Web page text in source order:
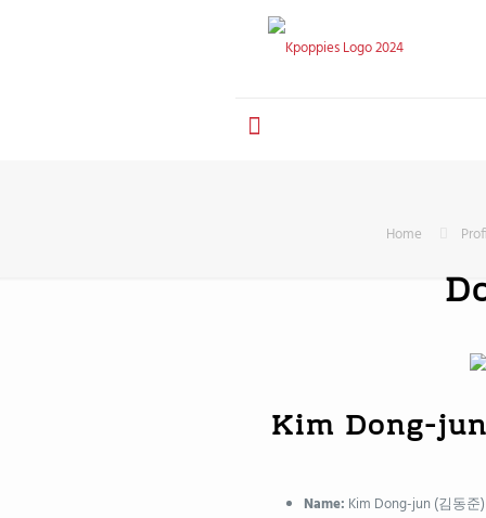
Home
Kim Dong-
Name: Kim Dong-jun (김동준)